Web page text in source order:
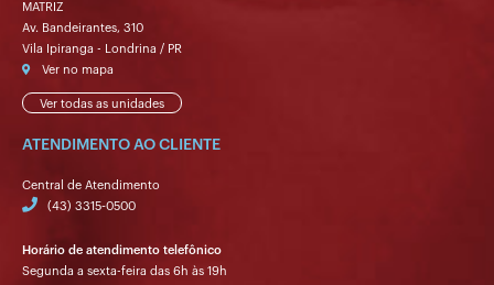
MATRIZ
Av. Bandeirantes, 310
Vila Ipiranga - Londrina / PR
Ver no mapa
Ver todas as unidades
ATENDIMENTO AO CLIENTE
Central de Atendimento
(43) 3315-0500
Horário de atendimento telefônico
Segunda a sexta-feira das 6h às 19h